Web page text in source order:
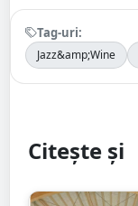
Tag-uri:
Jazz&amp;Wine
Citește și